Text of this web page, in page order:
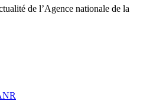
de l’Agence nationale de la